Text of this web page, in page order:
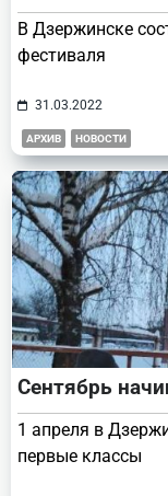
В Дзержинске
фестиваля
31.03.2022
АРХИВ НОВОСТИ
Сентябрь
1 апреля в
первые классы